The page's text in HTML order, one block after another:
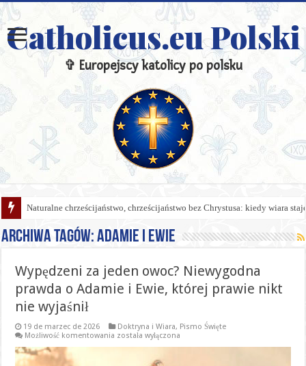
Catholicus.eu Polski
✞ Europejscy katolicy po polsku
Naturalne chrześcijaństwo, chrześcijaństwo bez Chrystusa: kiedy wiara
Archiwa tagów:Adamie i Ewie
Wypędzeni za jeden owoc? Niewygodna
prawda o Adamie i Ewie, której prawie nikt
nie wyjaśnił
19 de marzec de 2026 Doktryna i Wiara, Pismo Święte
Możliwość komentowania Wypędzeni
została wyłączona